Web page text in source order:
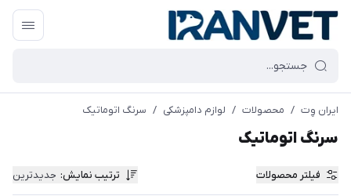
ایران وِت / محصولات / لوازم دامپزشکی / سرنگ اتوماتیک
سرنگ اتوماتیک
فیلتر محصولات ترتیب نمایش: جدیدترین